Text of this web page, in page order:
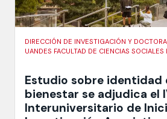
DIRECCIÓN DE INVESTIGACIÓN Y
UANDES FACULTAD DE CIENCIAS
Estudio sobre identidad
bienestar se adjudica el
Interuniversitario de